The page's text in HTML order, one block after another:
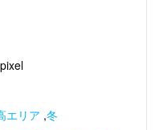
エリア ,冬